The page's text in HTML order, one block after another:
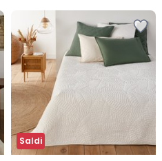
Saldi